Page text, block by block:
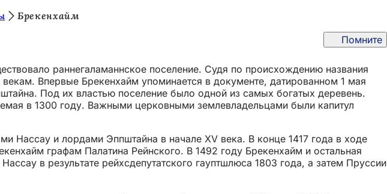
Брекенхайм
Помните
раннегаламаннское поселение. Судя по происхождению названия
Впервые Брекенхайм упоминается в документе, датированном 1 мая
Под их властью поселение было одной из самых богатых деревень.
в 1300 году. Важными церковными землевладельцами были капитул
Нассау и лордами Эппштайна в начале XV века. В конце 1417 года в ходе
графам Палатина Рейнского. В 1492 году Брекенхайм и остальная
в результате рейхсдепутатского гауптшлюса 1803 года, а затем Пруссии